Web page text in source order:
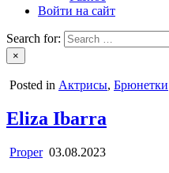
Войти на сайт
Search for:
×
Posted in Актрисы, Брюнетки
Eliza Ibarra
Proper 03.08.2023